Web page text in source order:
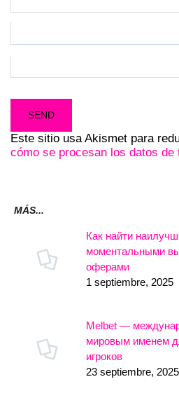
Este sitio usa Akismet para
cómo se procesan los datos de
MÁS...
Как найти
моментальными
оферами
1 septiembre, 2025
Melbet —
мировым именем
игроков
23 septiembre, 2025